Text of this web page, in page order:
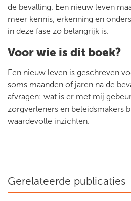
de bevalling. Een nieuw leven
meer kennis, erkenning en
in deze fase zo belangrijk is.
Voor wie is dit boek?
Een nieuw leven is geschreven
soms maanden of jaren na de
afvragen: wat is er met mij
zorgverleners en beleidsmakers
waardevolle inzichten.
Gerelateerde publicaties